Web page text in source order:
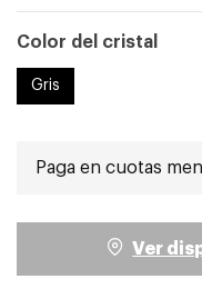
Color del cristal
Gris
Paga en cuotas
Ver